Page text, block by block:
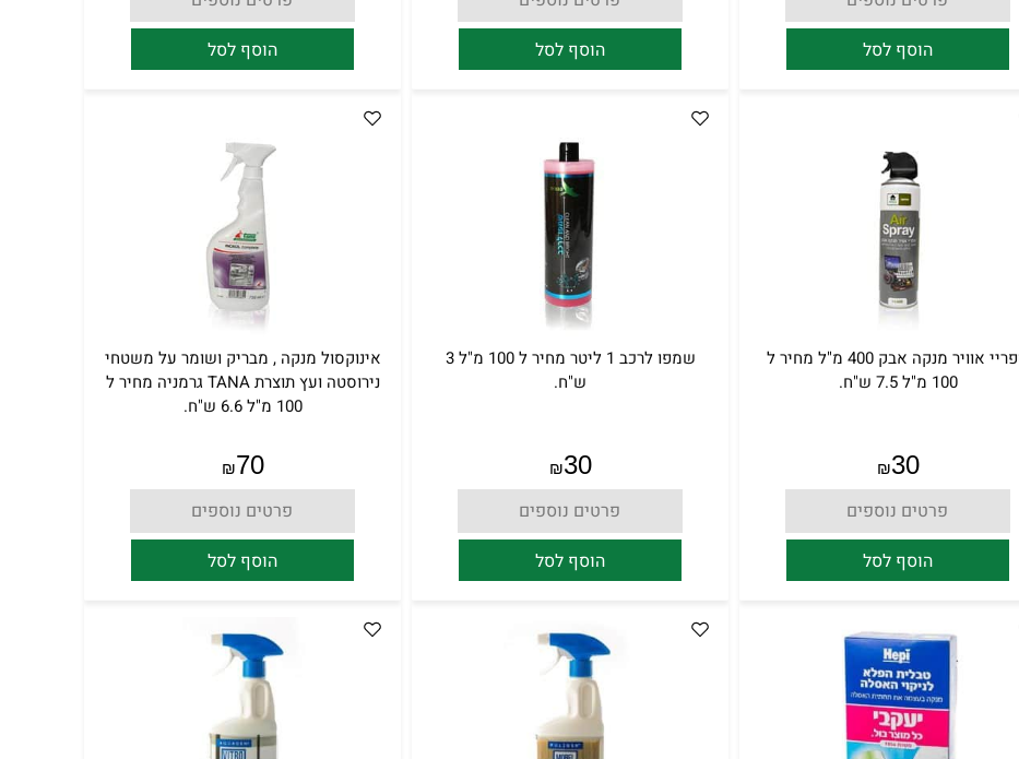
הוסף לסל
הוסף לסל
הוסף לסל
ספריי אוויר מנקה אבק 400 מ"ל מחיר ל
100 מ"ל 7.5 ש"ח.
₪30
פרטים נוספים
הוסף לסל
שמפו לרכב 1 ליטר מחיר ל 100 מ"ל 3
ש"ח.
₪30
פרטים נוספים
הוסף לסל
אינוקסול מנקה , מבריק ושומר על משטחי
נירוסטה ועץ תוצרת TANA גרמניה מחיר ל
100 מ"ל 6.6 ש"ח.
₪70
פרטים נוספים
הוסף לסל